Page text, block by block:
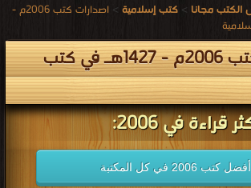
الكتب مجانا > كتب إسلامية >
اصدارات كتب 2006م -
اصدارات كتب 2006م - 1427هـ في كتب
في 2006:
أفضل كتب 2006 في كل المكتبة